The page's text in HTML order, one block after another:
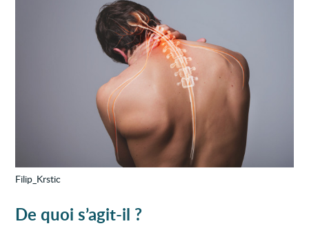
Filip_Krstic
De quoi s’agit-il ?